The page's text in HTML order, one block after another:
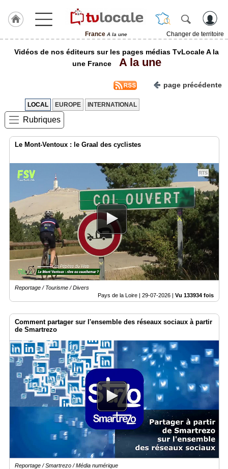
France A la une
Changer de territoire
J'adhère
Accueil
RUBRIQUES
Agenda
Gazette
Vidéos
Médias
du
groupe
Prémium
Inscription
annuaire
Accès
éditeur
Vidéos de nos éditeurs sur les pages médias TvLocale A la
une France
A la une
page précédente
LOCAL EUROPE INTERNATIONAL
Rubriques
Le Mont-Ventoux : le Graal des cyclistes
Reportage / Tourisme / Divers
Pays de la Loire | 29-07-2026 Vu 133934 fois
Comment partager sur l'ensemble des réseaux sociaux à partir
de Smartrezo
Reportage / Smartrezo / Média numérique